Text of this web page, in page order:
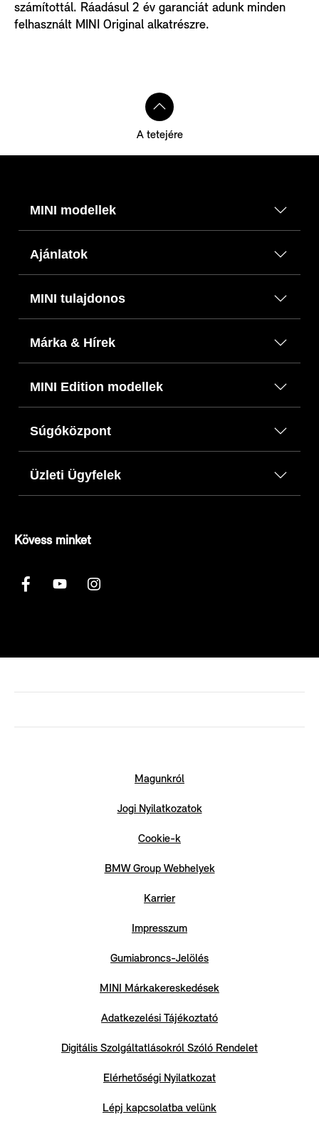
számítottál. Ráadásul 2 év garanciát adunk minden
felhasznált MINI Original alkatrészre.
A tetejére
MINI modellek
Ajánlatok
MINI tulajdonos
Márka & Hírek
MINI Edition modellek
Súgóközpont
Üzleti Ügyfelek
Kövess minket
Magunkról
Jogi Nyilatkozatok
Cookie-k
BMW Group Webhelyek
Karrier
Impresszum
Gumiabroncs-Jelölés
MINI Márkakereskedések
Adatkezelési Tájékoztató
Digitális Szolgáltatlásokról Szóló Rendelet
Elérhetőségi Nyilatkozat
Lépj kapcsolatba velünk